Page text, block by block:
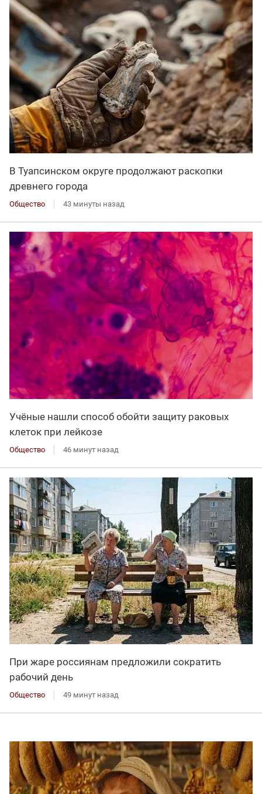
В Туапсинском округе продолжают раскопки
древнего города
Общество 43 минуты назад
Учёные нашли способ обойти защиту раковых
клеток при лейкозе
Общество 46 минут назад
При жаре россиянам предложили сократить
рабочий день
Общество 49 минут назад